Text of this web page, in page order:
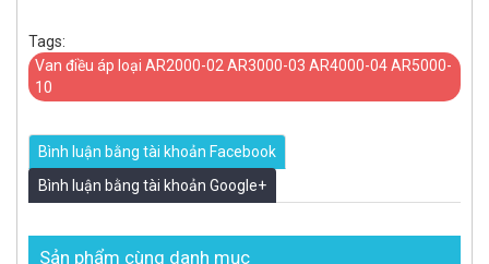
Tags:
Van điều áp loại AR2000-02 AR3000-03 AR4000-04 AR5000-
10
Bình luận bằng tài khoản Facebook
Bình luận bằng tài khoản Google+
Sản phẩm cùng danh mục